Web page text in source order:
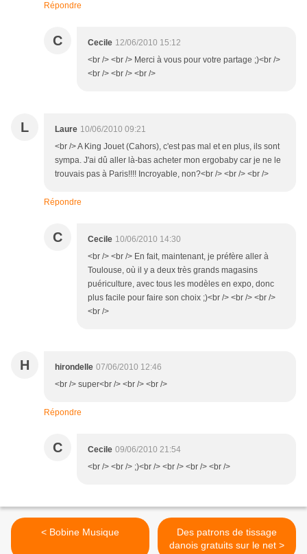
Répondre
C Cecile 12/06/2010 15:12
<br /> <br /> Merci à vous pour votre partage ;)<br />
<br /> <br /> <br />
L Laure 10/06/2010 09:21
<br /> A King Jouet (Cahors), c'est pas mal et en plus, ils sont
sympa. J'ai dû aller là-bas acheter mon ergobaby car je ne le
trouvais pas à Paris!!!! Incroyable, non?<br /> <br /> <br />
Répondre
C Cecile 10/06/2010 14:30
<br /> <br /> En fait, maintenant, je préfère aller à
Toulouse, où il y a deux très grands magasins
puériculture, avec tous les modèles en expo, donc
plus facile pour faire son choix ;)<br /> <br /> <br />
<br />
H hirondelle 07/06/2010 12:46
<br /> super<br /> <br /> <br />
Répondre
C Cecile 09/06/2010 21:54
<br /> <br /> ;)<br /> <br /> <br /> <br />
< Bobine Musique
Des patrons de tissage
danois gratuits sur le net >